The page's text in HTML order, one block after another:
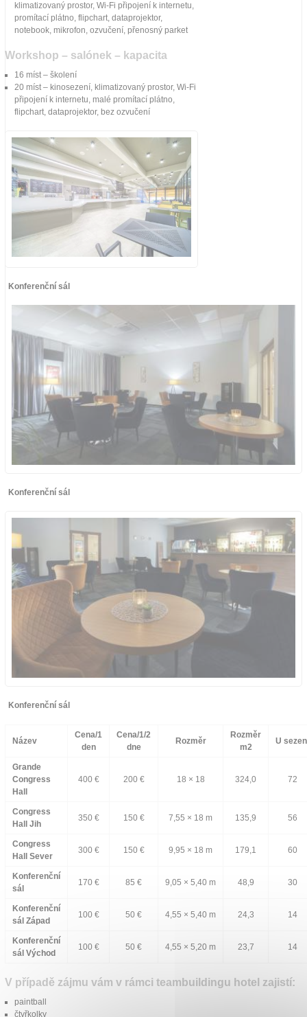
klimatizovaný prostor, Wi-Fi připojení k internetu,
promítací plátno, flipchart, dataprojektor,
notebook, mikrofon, ozvučení, přenosný parket
Workshop – salónek – kapacita
16 míst – školení
20 míst – kinosezení, klimatizovaný prostor, Wi-Fi
připojení k internetu, malé promítací plátno,
flipchart, dataprojektor, bez ozvučení
Konferenční sál
Konferenční sál
Konferenční sál
Název
Cena/1
den
Cena/1/2
dne
Rozměr
Rozměr
m2
U
Grande
Congress
Hall
400 € 200 € 18 × 18 324,0 72
Congress
Hall Jih
350 € 150 € 7,55 × 18 m 135,9 56
Congress
Hall Sever
300 € 150 € 9,95 × 18 m 179,1 60
Konferenční
sál
170 € 85 € 9,05 × 5,40 m 48,9 30
Konferenční
sál Západ
100 € 50 € 4,55 × 5,40 m 24,3 14
Konferenční
sál Východ
100 € 50 € 4,55 × 5,20 m 23,7 14
V případě zájmu vám v rámci teambuildingu hotel zajistí:
paintball
čtyřkolky